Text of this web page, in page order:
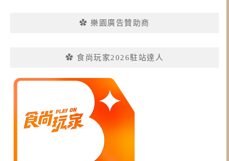
✿ 樂園廣告贊助商
✿ 食尚玩家2026駐站達人